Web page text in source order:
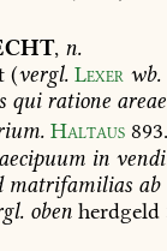
, n.
(vergl. Lexer wb.
quiratione areae
Haltaus 893
in
matrifamilias ab
oben herdgeld